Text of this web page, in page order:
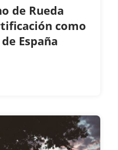
de Rueda
como
España